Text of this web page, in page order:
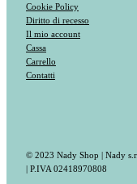
Cookie Policy
Diritto di recesso
Il mio account
Cassa
Carrello
Contatti
© 2023 Nady Shop | Nady
| P.IVA 02418970808